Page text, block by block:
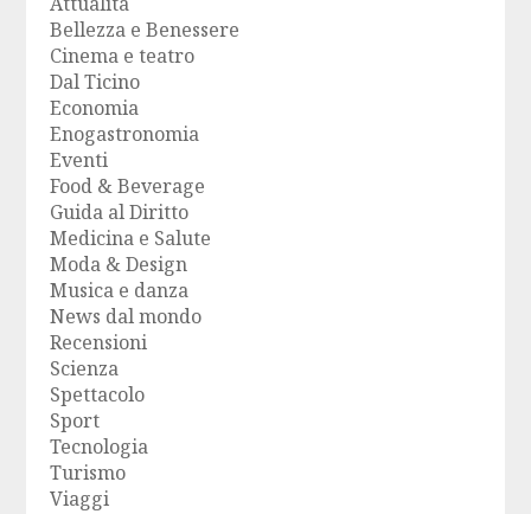
Bellezza e Benessere
Cinema e teatro
Dal Ticino
Economia
Enogastronomia
Eventi
Food & Beverage
Guida al Diritto
Medicina e Salute
Moda & Design
Musica e danza
News dal mondo
Recensioni
Scienza
Spettacolo
Sport
Tecnologia
Turismo
Viaggi